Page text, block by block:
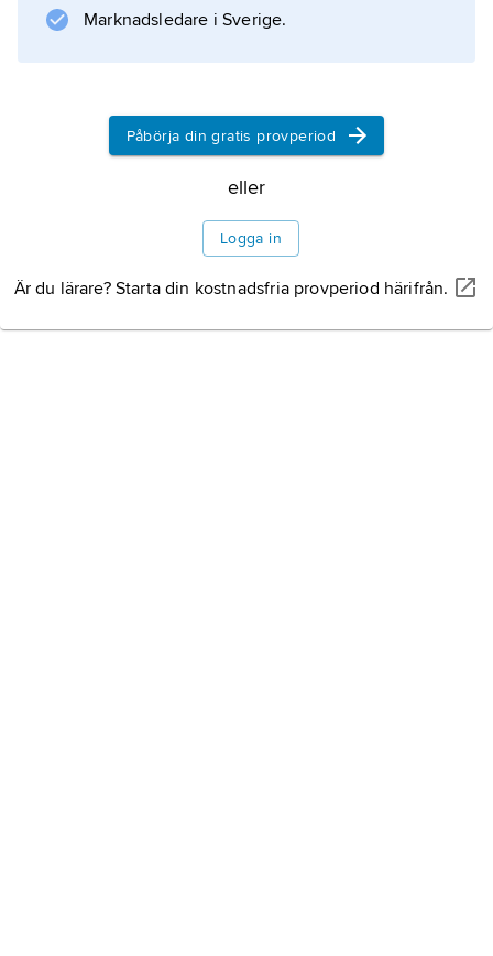
ortnamn
Information om artikeln
Marknadsledare i Sverige.
Påbörja din gratis provperiod
eller
Logga in
Är du lärare? Starta din kostnadsfria provperiod härifrån.